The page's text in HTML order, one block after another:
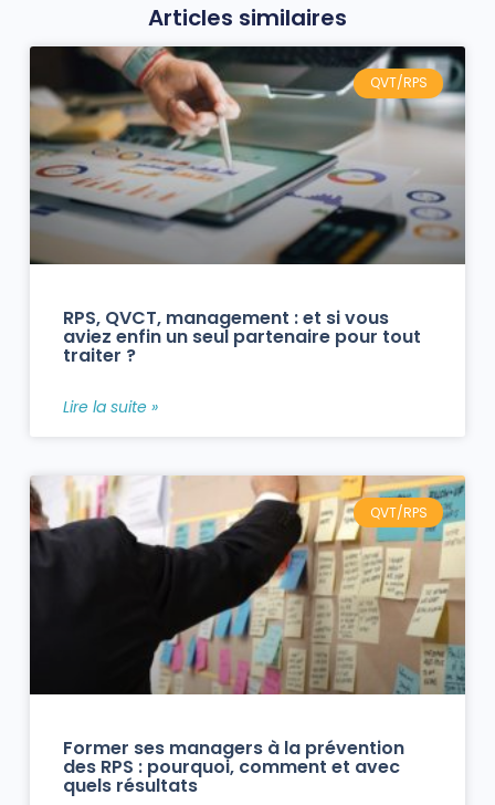
Articles similaires
QVT/RPS
RPS, QVCT, management : et si vous
aviez enfin un seul partenaire pour tout
traiter ?
Lire la suite »
QVT/RPS
Former ses managers à la prévention
des RPS : pourquoi, comment et avec
quels résultats